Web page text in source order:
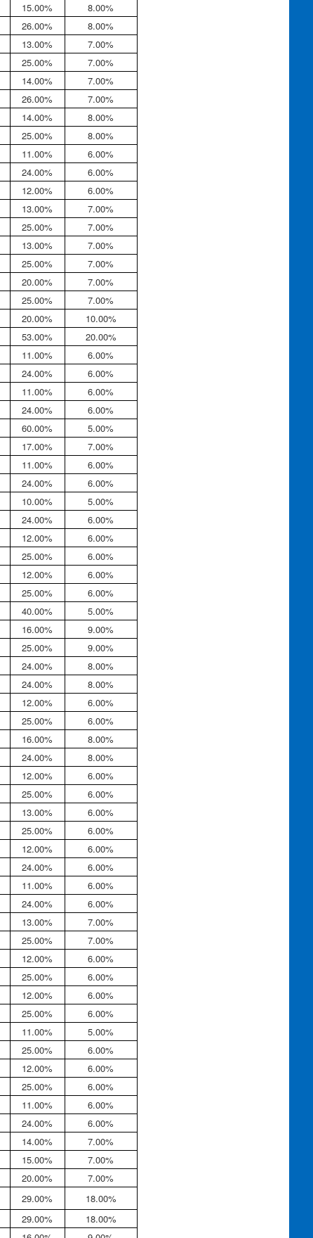
15.00%
8.00%
26.00% 8.00%
13.00%
7.00%
25.00% 7.00%
14.00%
7.00%
26.00% 7.00%
14.00%
8.00%
25.00% 8.00%
11.00%
6.00%
24.00% 6.00%
12.00%
6.00%
13.00%
7.00%
25.00% 7.00%
13.00%
7.00%
25.00% 7.00%
20.00%
7.00%
25.00% 7.00%
20.00%
10.00%
53.00% 20.00%
11.00%
6.00%
24.00% 6.00%
11.00%
6.00%
24.00%
6.00%
60.00%
5.00%
17.00% 7.00%
11.00%
6.00%
24.00% 6.00%
10.00%
5.00%
24.00% 6.00%
12.00%
6.00%
25.00% 6.00%
12.00%
6.00%
25.00%
6.00%
40.00% 5.00%
16.00%
9.00%
25.00% 9.00%
24.00%
8.00%
24.00% 8.00%
12.00%
6.00%
25.00% 6.00%
16.00%
8.00%
24.00% 8.00%
12.00%
6.00%
25.00% 6.00%
13.00%
6.00%
25.00% 6.00%
12.00%
6.00%
24.00% 6.00%
11.00%
6.00%
24.00% 6.00%
13.00%
7.00%
25.00% 7.00%
12.00%
6.00%
25.00% 6.00%
12.00%
6.00%
25.00% 6.00%
11.00%
5.00%
25.00% 6.00%
12.00%
6.00%
25.00% 6.00%
11.00%
6.00%
24.00% 6.00%
14.00%
7.00%
15.00%
7.00%
20.00% 7.00%
29.00%
18.00%
29.00%
18.00%